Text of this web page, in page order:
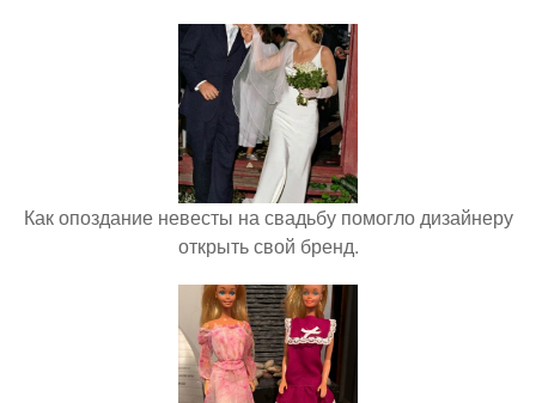
Как опоздание невесты на свадьбу помогло дизайнеру
открыть свой бренд.